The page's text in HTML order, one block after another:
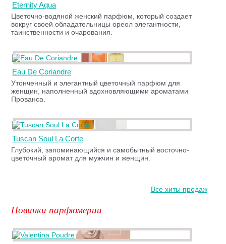
Eternity Aqua
Цветочно-водяной женский парфюм, который создает
вокруг своей обладательницы ореол элегантности,
таинственности и очарования.
Eau De Coriandre
Утонченный и элегантный цветочный парфюм для
женщин, наполненный вдохновляющими ароматами
Прованса.
Tuscan Soul La Corte
Глубокий, запоминающийся и самобытный восточно-
цветочный аромат для мужчин и женщин.
Все хиты продаж
Новинки парфюмерии